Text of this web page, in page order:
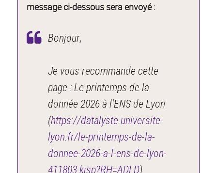
message ci-dessous sera envoyé :
Bonjour,
Je vous recommande cette
page : Le printemps de la
donnée 2026 à l'ENS de Lyon
(https://datalyste.universite-
lyon.fr/le-printemps-de-la-
donnee-2026-a-l-ens-de-lyon-
411803.kjsp?RH=ADLD).